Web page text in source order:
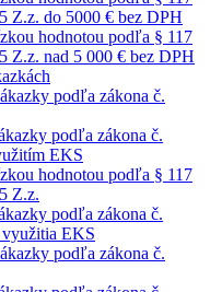
Z.z. do 5000 € bez DPH
hodnotou podľa § 117
Z.z. nad 5 000 € bez DPH
podľa zákona č.
podľa zákona č.
EKS
hodnotou podľa § 117
Z.z.
podľa zákona č.
EKS
podľa zákona č.